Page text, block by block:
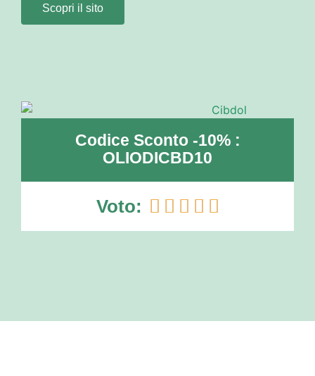
Scopri il sito
Codice Sconto -10% :
OLIODICBD10
Voto:     